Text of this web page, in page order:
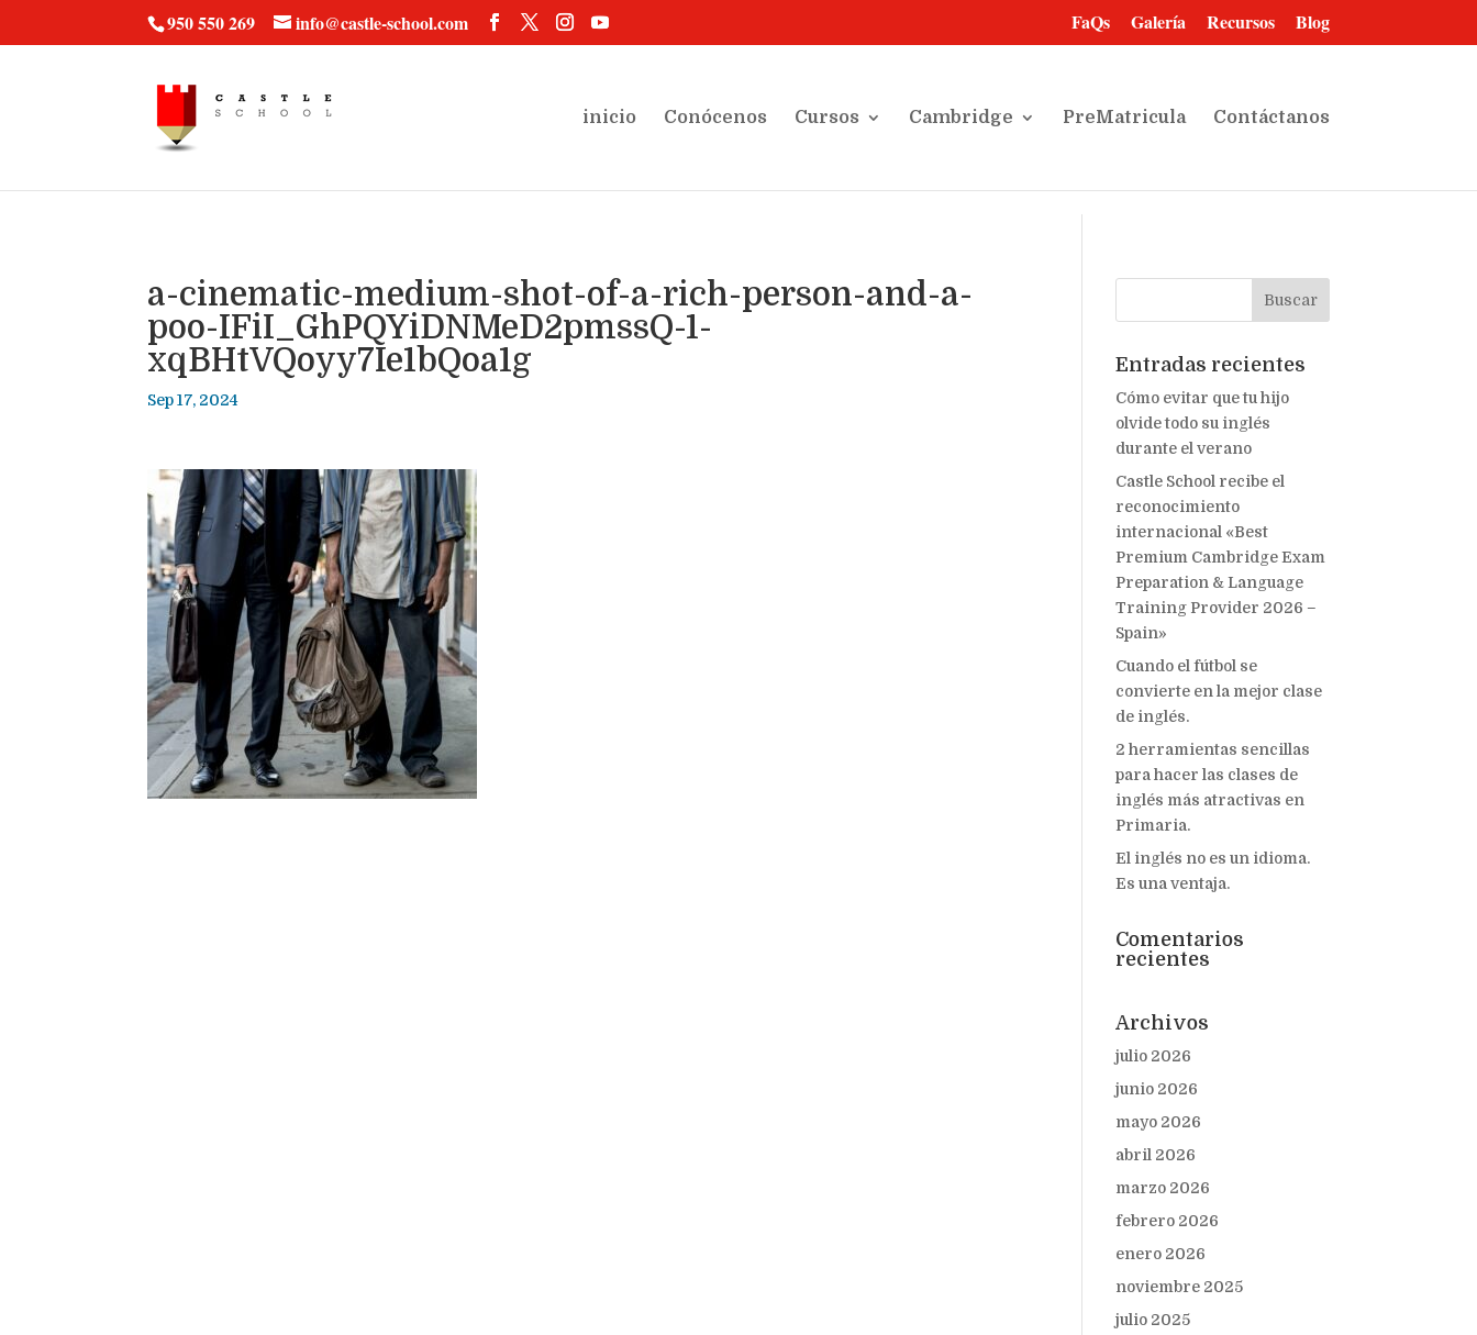
950 550 269 info@castle-school.com FaQs Galería Recursos Blog
inicio Conócenos Cursos Cambridge PreMatricula Contáctanos
a-cinematic-medium-shot-of-a-rich-person-and-a-
poo-IFiI_GhPQYiDNMeD2pmssQ-1-
xqBHtVQoyy7Ie1bQoa1g
Sep 17, 2024
Entradas recientes
Cómo evitar que tu hijo
olvide todo su inglés
durante el verano
Castle School recibe el
reconocimiento
internacional «Best
Premium Cambridge Exam
Preparation & Language
Training Provider 2026 –
Spain»
Cuando el fútbol se
convierte en la mejor clase
de inglés.
2 herramientas sencillas
para hacer las clases de
inglés más atractivas en
Primaria.
El inglés no es un idioma.
Es una ventaja.
Comentarios
recientes
Archivos
julio 2026
junio 2026
mayo 2026
abril 2026
marzo 2026
febrero 2026
enero 2026
noviembre 2025
julio 2025